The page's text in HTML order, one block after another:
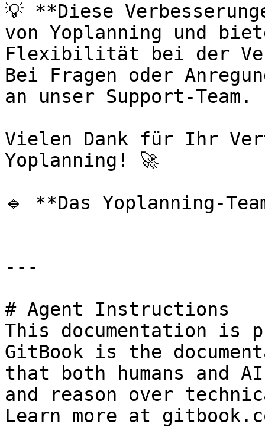
💡 **Diese
von Yoplanning und
Flexibilität bei der
Bei Fragen oder
an unser Support-Team.
Vielen Dank für Ihr
Yoplanning! 🚀
🔹 **Das Yoplanning-
---
# Agent Instructions
This documentation is
GitBook is the
that both humans and
and reason over
Learn more at